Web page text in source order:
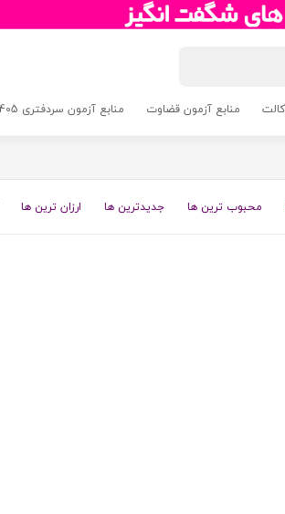
منابع آزمون قضاوت منابع آزمون سردفتری 1405
محبوب ترین ها جدیدترین ها ارزان ترین ها